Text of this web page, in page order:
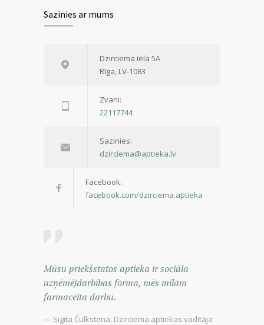
Sazinies ar mums
Dzirciema iela 5A
Rīga, LV-1083
Zvani:
22117744
Sazinies:
dzirciema@aptieka.lv
Facebook:
facebook.com/dzirciema.aptieka
Mūsu priekšstatos aptieka ir sociāla
uzņēmējdarbības forma, mēs mīlam
farmaceita darbu.
— Sigita Čulkstena, Dzirciema aptiekas vadītāja